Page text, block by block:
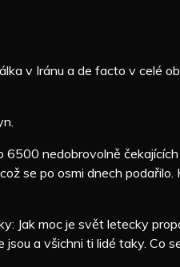
v Iránu a de facto v celé
6500 nedobrovolně
se po osmi dnech
moc je svět letecky
a všichni ti lidé taky. Co